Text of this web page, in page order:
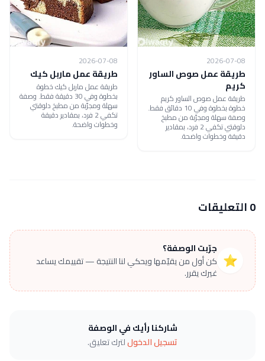
2026-07-08
طريقة عمل صوص الساور
كريم
طريقة عمل صوص الساور كريم
خطوة بخطوة وفي 10 دقائق فقط.
وصفة سهلة ومجرّبة من مطبخ
دلوقتي تكفي 2 فرد، بمقادير
دقيقة وخطوات واضحة.
2026-07-08
طريقة عمل ماربل كيك
طريقة عمل ماربل كيك خطوة
بخطوة وفي 30 دقيقة فقط. وصفة
سهلة ومجرّبة من مطبخ دلوقتي
تكفي 2 فرد، بمقادير دقيقة
وخطوات واضحة.
0 التعليقات
⭐
جرّبت الوصفة؟
كن أول من يقيّمها ويحكي لنا النتيجة — تقييمك يساعد
غيرك يقرر.
شاركنا رأيك في الوصفة
تسجيل الدخوللترك تعليق.